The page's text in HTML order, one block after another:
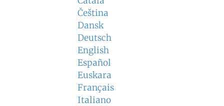
Čeština
Dansk
Deutsch
English
Español
Euskara
Français
Italiano